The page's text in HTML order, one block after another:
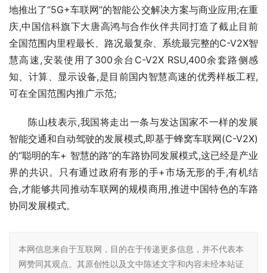
地推出了“5G+车联网”的智能公交解决方案与商业应用;在重
庆,中国信科旗下大唐高鸿与合作伙伴共同打造了截止目前
全国范围内里程最长、路况最复杂、系统最完整的C-V2X智
慧高速,安装使用了300余台C-V2X RSU,400余套路侧感
知、计算、显示设备,是目前国内智慧高速的优秀样板工程,
可在全国范围内推广示范;
陈山枝表示,我国将走出一条与发达国家不一样的发展
智能交通和自动驾驶的发展模式,即基于蜂窝车联网(C-V2X)
的“聪明的车+ 智慧的路”的车路协同发展模式,这已经是产业
界的共识。只有通过政府有形的手+市场无形的手,有机结
合,才能够共同推动车联网的规模商用,推进中国特色的车路
协同发展模式。
本网信息来自于互联网，目的在于传递更多信息，并不代表本
网赞同其观点。其原创性以及文中陈述文字和内容未经本站证